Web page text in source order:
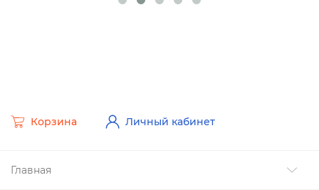
Главная
Корзина Личный кабинет